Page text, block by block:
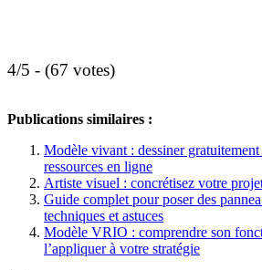
4/5 - (67 votes)
Publications similaires :
Modèle vivant : dessiner
ressources en ligne
Artiste visuel : concrétisez votre
Guide complet pour poser des
techniques et astuces
Modèle VRIO : comprendre son
l’appliquer à votre stratégie